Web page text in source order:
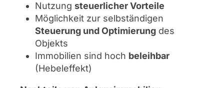
Nutzung steuerlicher Vorteile
Möglichkeit zur selbständigen
Steuerung und Optimierungdes
Objekts
Immobilien sind hoch beleihbar
(Hebeleffekt)